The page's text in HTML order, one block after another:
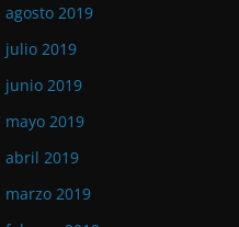
agosto 2019
julio 2019
junio 2019
mayo 2019
abril 2019
marzo 2019